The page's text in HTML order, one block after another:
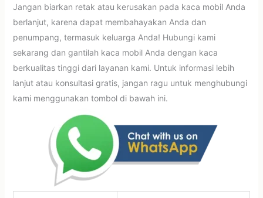
Jangan biarkan retak atau kerusakan pada kaca mobil Anda
berlanjut, karena dapat membahayakan Anda dan
penumpang, termasuk keluarga Anda! Hubungi kami
sekarang dan gantilah kaca mobil Anda dengan kaca
berkualitas tinggi dari layanan kami. Untuk informasi lebih
lanjut atau konsultasi gratis, jangan ragu untuk menghubungi
kami menggunakan tombol di bawah ini.